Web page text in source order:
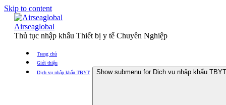
Skip to content
Airseaglobal
Thủ tục nhập khẩu Thiết bị y tế Chuyên Nghiệp
Trang chủ
Giới thiệu
Dịch vụ nhập khẩu TBYT
Show submenu for Dịch vụ nhập khẩu TBYT